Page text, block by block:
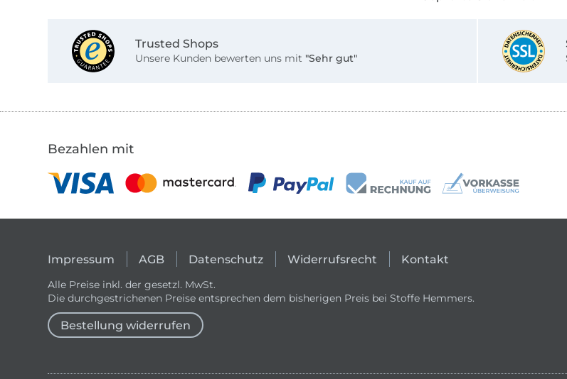
Trusted Shops
Unsere Kunden bewerten uns mit "Sehr gut"
Bezahlen mit
Impressum AGB Datenschutz Widerrufsrecht Kontakt
Alle Preise inkl. der gesetzl. MwSt.
Die durchgestrichenen Preise entsprechen dem bisherigen Preis bei Stoffe Hemmers.
Bestellung widerrufen